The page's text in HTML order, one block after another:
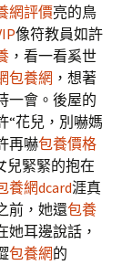
網評價亮的鳥
像符教員如許
，看一看奚世
包養網 ，想著
一會。後屋的
“花兒，別嚇媽
再嚇包養價格
兒緊緊的抱在
養網dcard涯真
前，她還包養
她耳邊說話，
包養網的